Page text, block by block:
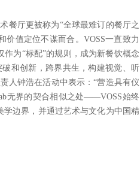
餐厅更被称为“全球最难订的餐厅之
价值定位不谋而合。VOSS一直致力
为“标配”的规则，成为新餐饮概念
和创新，跨界共生，构建视觉、听
人钟浩在活动中表示：“营造具有仪
无界的契合相似之处——VOSS始终
边界，并通过艺术与文化为中国精